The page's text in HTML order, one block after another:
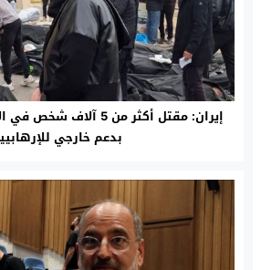
إيران: مقتل أكثر من 5
بدعم خارجي